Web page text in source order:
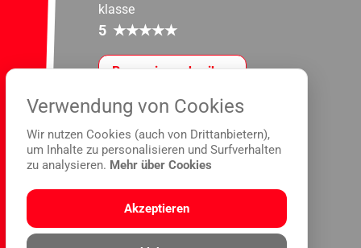
klasse
5 ★★★★★
Rezension schreiben
Verwendung von Cookies
Wir nutzen Cookies (auch von Drittanbietern),
um Inhalte zu personalisieren und Surfverhalten
zu analysieren. Mehr über Cookies
Akzeptieren